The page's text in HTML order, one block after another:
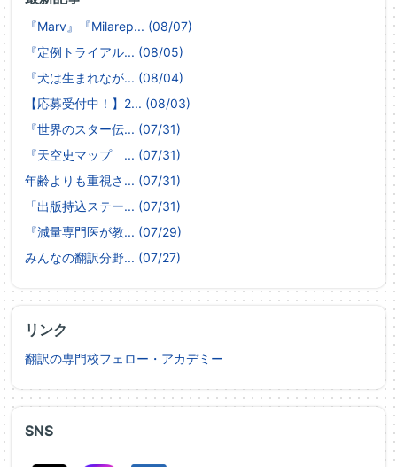
SNS
『Marv』『Milarep... (08/07)
『定例トライアル... (08/05)
『犬は生まれなが... (08/04)
【応募受付中！】2... (08/03)
『世界のスター伝... (07/31)
『天空史マップ ... (07/31)
年齢よりも重視さ... (07/31)
「出版持込ステー... (07/31)
『減量専門医が教... (07/29)
みんなの翻訳分野... (07/27)
リンク
翻訳の専門校フェロー・アカデミー